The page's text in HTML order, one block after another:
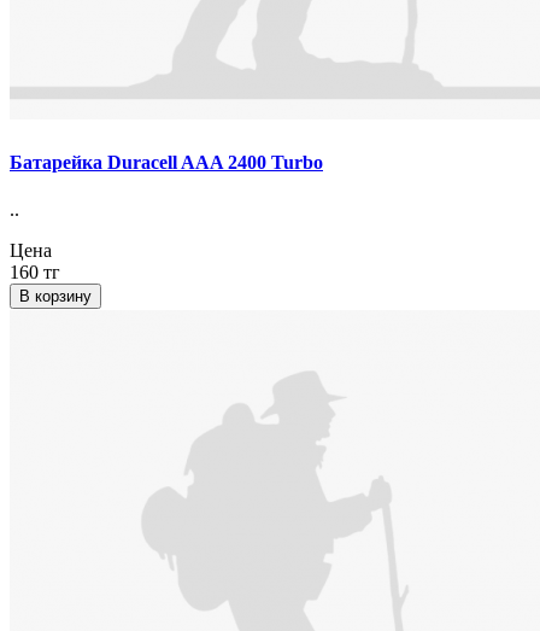
Батарейка Duracell AAA 2400 Turbo
..
Цена
160 тг
В корзину